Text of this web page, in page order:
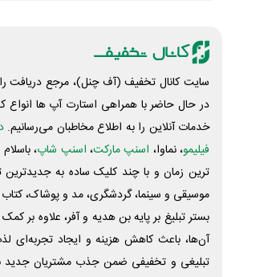
سایت کانال تخفیف (آف چنل)، مرجع دریافت
در حال حاضر با همراهی استارت آپ ها انواع
خدمات آنلاین را به اطلاع مخاطبان می‌رسانیم.
فیلیمو، نماوا، اسنپ مارکت، اسنپ شاپ،
ترین زمان و با چند کلیک ساده به جدیدترین
موسیقی و سینما، گردشگری، مد و پوشاک،
بستر تبلیغ بر پایه بن هدیه و آفر، علاوه بر
آن‌ها، باعث کاهش هزینه و ایجاد
تبلیغی و تخفیفی ضمن جذب مشتریان جدید